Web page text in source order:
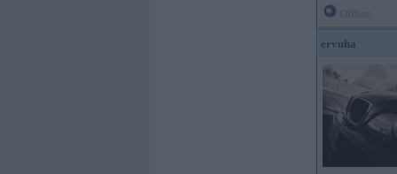
ervuha